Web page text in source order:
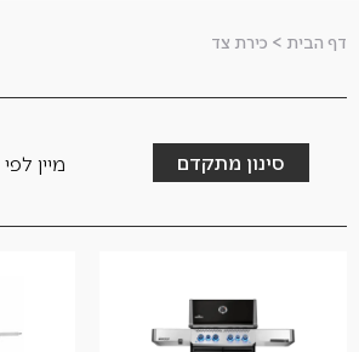
דף הבית > כירת צד
סינון מתקדם